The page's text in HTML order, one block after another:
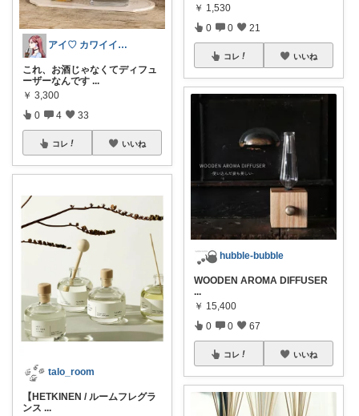
アイ♡ カワイイ×トレンド好きママ
これ、お酒じゃなくてディフュ
ーザーなんです ...
￥ 3,300
0 4 33
コレ いいね
talo_room
【HETKINEN / ルームフレグラ
ンス ...
￥ 1,530
0 0 21
コレ いいね
hubble-bubble
WOODEN AROMA DIFFUSER
...
￥ 15,400
0 0 67
コレ いいね